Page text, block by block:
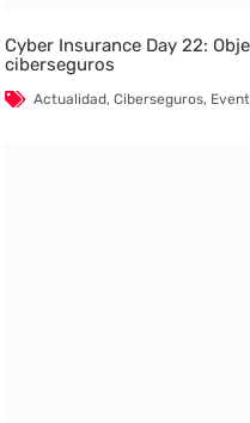
Cyber Insurance Day 22:
ciberseguros
Actualidad,Ciberseguros,